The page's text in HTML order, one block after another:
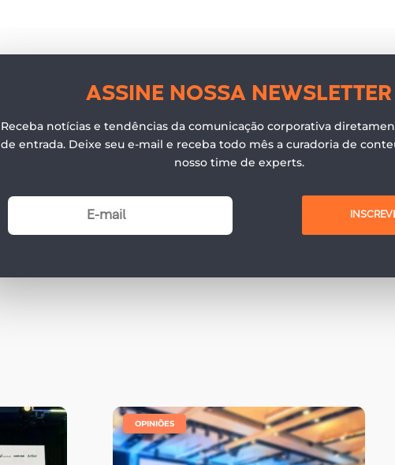
ASSINE NOSSA NEWSLETTER
Receba notícias e tendências da comunicação corporativa
de entrada. Deixe seu e-mail e receba todo mês a curadoria de
nosso time de experts.
OPINIÕES